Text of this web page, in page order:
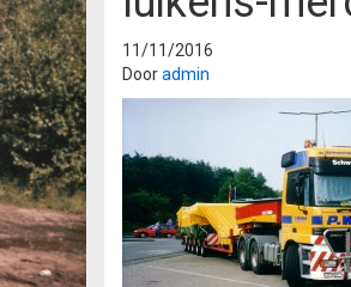
11/11/2016
Dooradmin